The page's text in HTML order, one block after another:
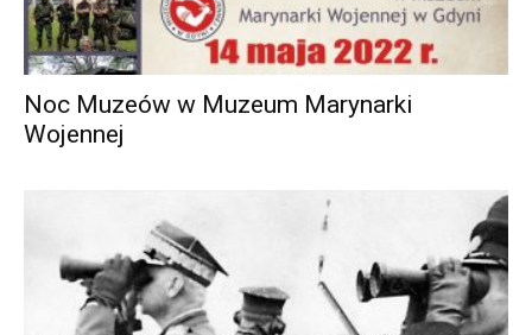
Noc Muzeów w Muzeum Marynarki
Wojennej